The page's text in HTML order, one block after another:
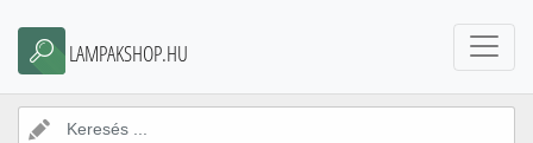
LAMPAKSHOP.HU